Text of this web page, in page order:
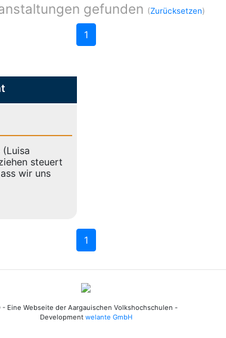
gefunden (Zurücksetzen)
1
steuert
wir uns
1
- Eine Webseite der Aargauischen Volkshochschulen -
Development welante GmbH